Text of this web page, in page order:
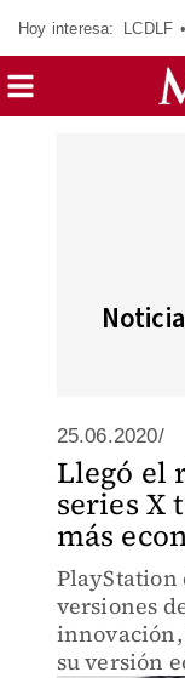
Hoy interesa: LCDLF
25.06.2020/
Llegó el
series X
más
PlayStation
versiones
su versión